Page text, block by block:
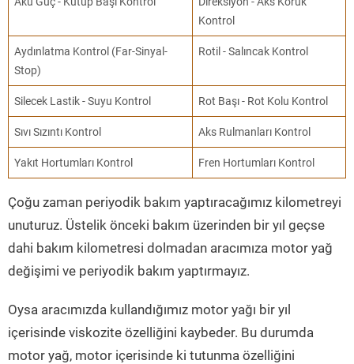
Kontrol
Aydınlatma Kontrol (Far-Sinyal-
Stop)
Rotil - Salıncak Kontrol
Silecek Lastik - Suyu Kontrol Rot Başı - Rot Kolu Kontrol
Sıvı Sızıntı Kontrol Aks Rulmanları Kontrol
Yakıt Hortumları Kontrol Fren Hortumları Kontrol
Çoğu zaman periyodik bakım yaptıracağımız kilometreyi
unuturuz. Üstelik önceki bakım üzerinden bir yıl geçse
dahi bakım kilometresi dolmadan aracımıza motor yağ
değişimi ve periyodik bakım yaptırmayız.
Oysa aracımızda kullandığımız motor yağı bir yıl
içerisinde viskozite özelliğini kaybeder. Bu durumda
motor yağ, motor içerisinde ki tutunma özelliğini